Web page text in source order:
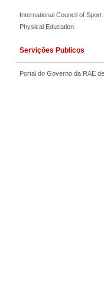
International Council of
Physical Education
Servições Publicos
Portal do Governo da RAE